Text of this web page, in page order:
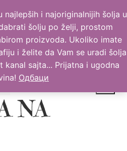
najlepših i najoriginalnijih šolja u
šolju po želji, prostom
proizvoda. Ukoliko imate
i želite da Vam se uradi šolja
kanal sajta... Prijatna i ugodna
Одбаци
NA